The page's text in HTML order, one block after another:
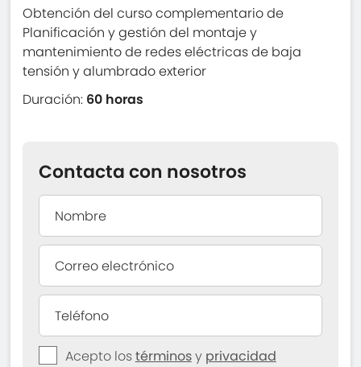
Obtención del curso complementario de
Planificación y gestión del montaje y
mantenimiento de redes eléctricas de baja
tensión y alumbrado exterior
Duración: 60 horas
Contacta con nosotros
Acepto lostérminosy privacidad